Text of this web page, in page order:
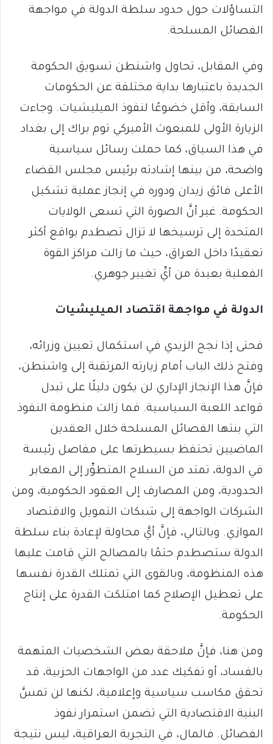
التساؤلات حول حدود سلطة الدولة في مواجهة
الفصائل المسلحة.
وفي المقابل، تحاول واشنطن تسويق الحكومة
الجديدة باعتبارها بداية مختلفة عن الحكومات
السابقة، وأقل خضوعًا لنفوذ الميليشيات. وجاءت
الزيارة الأولى للمبعوث الأميركي توم براك إلى بغداد
في هذا السياق، كما حملت رسائل سياسية
واضحة، من بينها إشادته برئيس مجلس القضاء
الأعلى فائق زيدان ودوره في إنجاز عملية تشكيل
الحكومة. غير أنَّ الصورة التي تسعى الولايات
المتحدة إلى ترسيخها لا تزال تصطدم بواقع أكثر
تعقيدًا داخل العراق، حيث ما زالت مراكز القوة
الفعلية بعيدة من أيِّ تغيير جوهري.
الدولة في مواجهة اقتصاد الميليشيات
فحتى إذا نجح الزيدي في استكمال تعيين وزرائه،
وفتح ذلك الباب أمام زيارته المرتقبة إلى واشنطن،
فإنَّ هذا الإنجاز الإداري لن يكون دليلًا على تبدل
قواعد اللعبة السياسية. فما زالت منظومة النفوذ
التي بنتها الفصائل المسلحة خلال العقدين
الماضيين تحتفظ بسيطرتها على مفاصل رئيسة
في الدولة، تمتد من السلاح المتطوِّر إلى المعابر
الحدودية، ومن المصارف إلى العقود الحكومية، ومن
الشركات الواجهة إلى شبكات التمويل والاقتصاد
الموازي. وبالتالي، فإنَّ أيَّ محاولة لإعادة بناء سلطة
الدولة ستصطدم حتمًا بالمصالح التي قامت عليها
هذه المنظومة، وبالقوى التي تمتلك القدرة نفسها
على تعطيل الإصلاح كما امتلكت القدرة على إنتاج
الحكومة.
ومن هنا، فإنَّ ملاحقة بعض الشخصيات المتهمة
بالفساد، أو تفكيك عدد من الواجهات الحزبية، قد
تحقق مكاسب سياسية وإعلامية، لكنها لن تمسَّ
البنية الاقتصادية التي تضمن استمرار نفوذ
الفصائل. فالمال، في التجربة العراقية، ليس نتيجة